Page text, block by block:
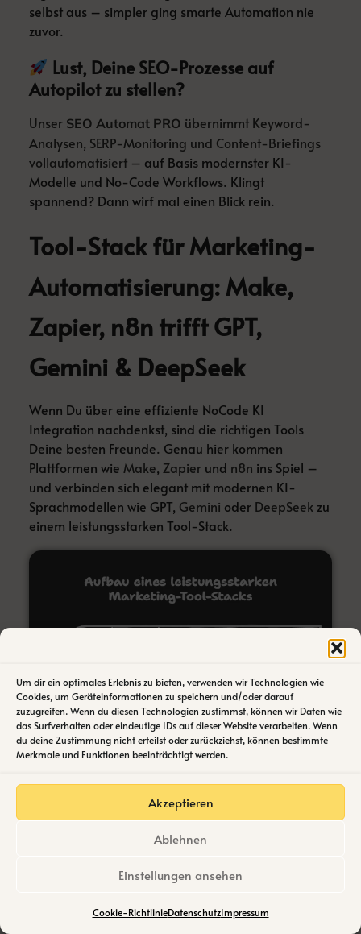
Um dir ein optimales Erlebnis zu bieten, verwenden wir Technologien wie
Cookies, um Geräteinformationen zu speichern und/oder darauf
zuzugreifen. Wenn du diesen Technologien zustimmst, können wir Daten wie
das Surfverhalten oder eindeutige IDs auf dieser Website verarbeiten. Wenn
du deine Zustimmung nicht erteilst oder zurückziehst, können bestimmte
Merkmale und Funktionen beeinträchtigt werden.
Akzeptieren
Ablehnen
Einstellungen ansehen
Cookie-RichtlinieDatenschutzImpressum
selbst aus – simpler ging smarte Automation nie
zuvor.
Lust, Deine SEO-Prozesse auf
Autopilot zu stellen?
Unser SEO Automat PRO übernimmt Keyword-
Analysen, SERP-Monitoring und Content-Briefings
vollautomatisiert – auf Basis modernster KI-
Modelle und No-Code Workflows. Klingt
spannend? Dann wirf mal einen Blick rein.
Tool-Stack für Marketing-
Automatisierung: Make,
Zapier, n8n trifft GPT,
Gemini & DeepSeek
Wenn Du über eine effiziente NoCode KI
Integration nachdenkst, sind die richtigen Tools
Deine besten Freunde. Genau hier kommen
Plattformen wie Make, Zapier und n8n ins Spiel –
und verbinden sich elegant mit modernen KI-
Sprachmodellen wie GPT, Gemini oder DeepSeek zu
einem leistungsstarken Tool-Stack.
Make vs. Zapier vs. n8n –
Welches Tool passt wann?